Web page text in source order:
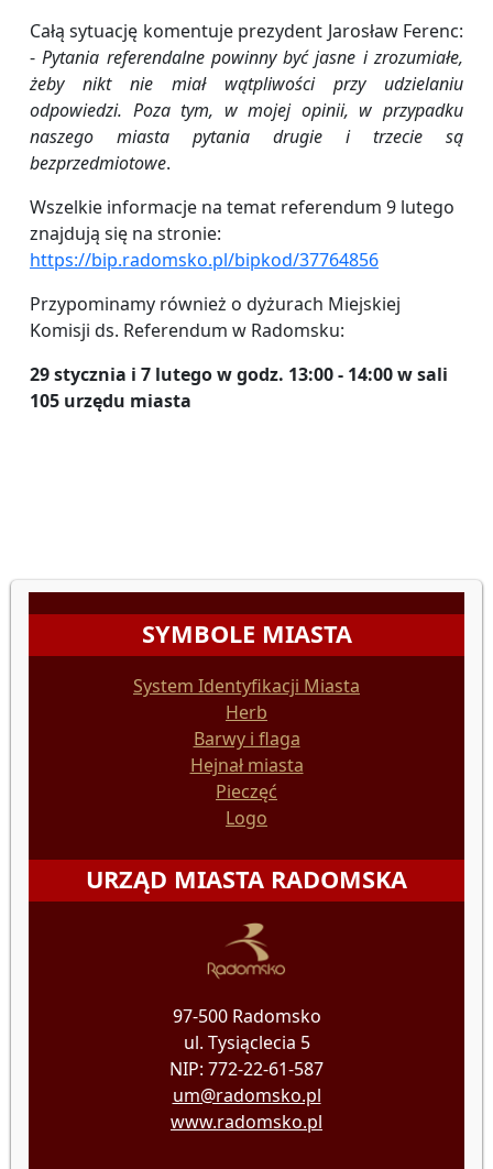
Całą sytuację komentuje prezydent Jarosław Ferenc:
-Pytania referendalne powinny być jasne i zrozumiałe,
żeby nikt nie miał wątpliwości przy udzielaniu
odpowiedzi. Poza tym, w mojej opinii, w przypadku
naszego miasta pytania drugie i trzecie są
bezprzedmiotowe.
Wszelkie informacje na temat referendum 9 lutego
znajdują się na stronie:
https://bip.radomsko.pl/bipkod/37764856
Przypominamy również o dyżurach Miejskiej
Komisji ds. Referendum w Radomsku:
29 stycznia i 7 lutego w godz. 13:00 - 14:00 w sali
105 urzędu miasta
SYMBOLE MIASTA
System Identyfikacji Miasta
Herb
Barwy i flaga
Hejnał miasta
Pieczęć
Logo
URZĄD MIASTA RADOMSKA
97-500 Radomsko
ul. Tysiąclecia 5
NIP: 772-22-61-587
um@radomsko.pl
www.radomsko.pl